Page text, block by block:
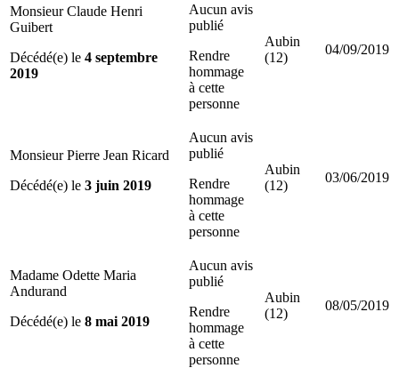
Monsieur Claude Henri
Guibert
Décédé(e) le 4 septembre
2019
Aucun avis
publié
Rendre
hommage
à cette
personne
Aubin
(12)
04/09/2019
Monsieur Pierre Jean Ricard
Décédé(e) le 3 juin 2019
Aucun avis
publié
Rendre
hommage
à cette
personne
Aubin
(12)
03/06/2019
Madame Odette Maria
Andurand
Décédé(e) le 8 mai 2019
Aucun avis
publié
Rendre
hommage
à cette
personne
Aubin
(12)
08/05/2019